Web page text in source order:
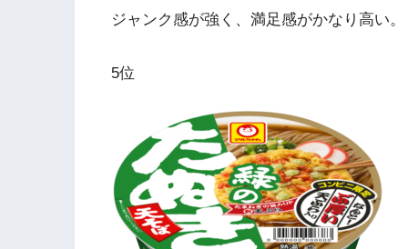
ジャンク感が強く、満足感がかなり高い。
5位